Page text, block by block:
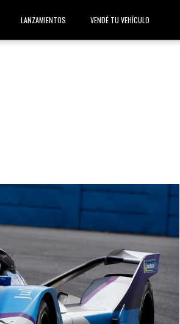
LANZAMIENTOS VENDÉ TU VEHÍCULO